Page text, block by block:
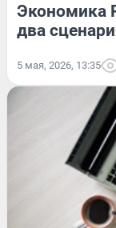
Экономика
два
5 мая, 2026, 13:35